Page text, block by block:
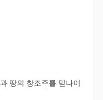
땅의 창조주를 믿나이